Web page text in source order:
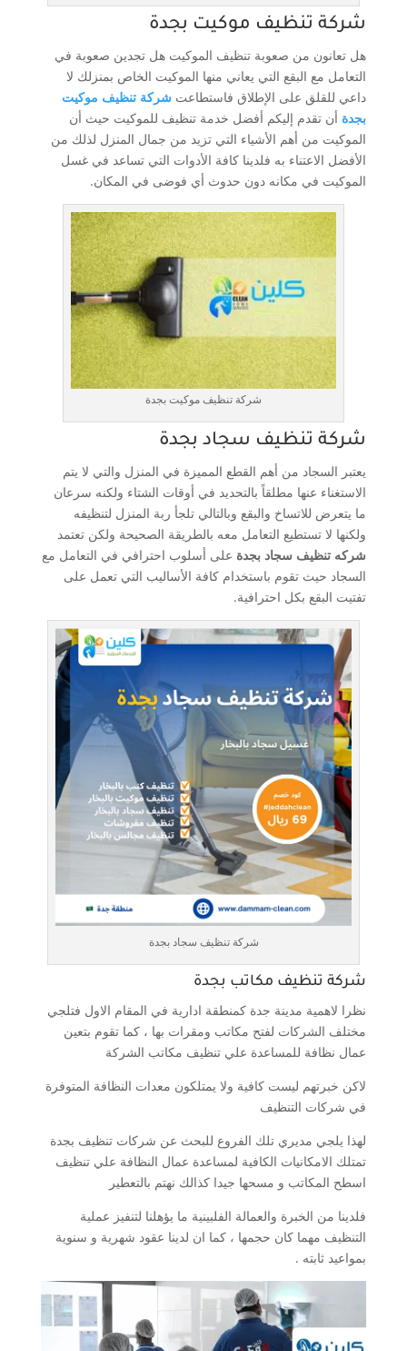
شركة تنظيف موكيت بجدة
هل تعانون من صعوبة تنظيف الموكيت هل تجدين صعوبة في
التعامل مع البقع التي يعاني منها الموكيت الخاص بمنزلك لا
داعي للقلق على الإطلاق فاستطاعت شركة تنظيف موكيت
بجدة أن تقدم إليكم أفضل خدمة تنظيف للموكيت حيث أن
الموكيت من أهم الأشياء التي تزيد من جمال المنزل لذلك من
الأفضل الاعتناء به فلدينا كافة الأدوات التي تساعد في غسل
الموكيت في مكانه دون حدوث أي فوضى في المكان.
شركة تنظيف موكيت بجدة
شركة تنظيف سجاد بجدة
يعتبر السجاد من أهم القطع المميزة في المنزل والتي لا يتم
الاستغناء عنها مطلقاً بالتحديد في أوقات الشتاء ولكنه سرعان
ما يتعرض للاتساخ والبقع وبالتالي تلجأ ربة المنزل لتنظيفه
ولكنها لا تستطيع التعامل معه بالطريقة الصحيحة ولكن تعتمد
شركه تنظيف سجاد بجدة على أسلوب احترافي في التعامل مع
السجاد حيث تقوم باستخدام كافة الأساليب التي تعمل على
تفتيت البقع بكل احترافية.
شركة تنظيف سجاد بجدة
شركة تنظيف مكاتب بجدة
نظرا لاهمية مدينة جدة كمنطقة ادارية في المقام الاول فتلجي
مختلف الشركات لفتح مكاتب ومقرات بها ، كما تقوم بتعين
عمال نظافة للمساعدة علي تنظيف مكاتب الشركة
لاكن خبرتهم ليست كافية ولا يمتلكون معدات النظافة المتوفرة
في شركات التنظيف
لهذا يلجي مديري تلك الفروع للبحث عن شركات تنظيف بجدة
تمتلك الامكانيات الكافية لمساعدة عمال النظافة علي تنظيف
اسطح المكاتب و مسحها جيدا كذالك نهتم بالتعطير
فلدينا من الخبرة والعمالة الفلبينية ما يؤهلنا لتنفيز عملية
التنظيف مهما كان حجمها ، كما ان لدينا عقود شهرية و سنوية
بمواعيد ثابته .